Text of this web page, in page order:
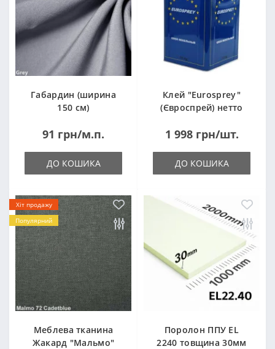
Габардин (ширина
150 см)
91 грн/м.п.
ДО КОШИКА
Клей "Eurosprey"
(Євроспрей) нетто
1 998 грн/шт.
ДО КОШИКА
Хіт продажу
Популярний
Меблева тканина
Жакард "Мальмо"
Поролон ППУ EL
2240 товщина 30мм